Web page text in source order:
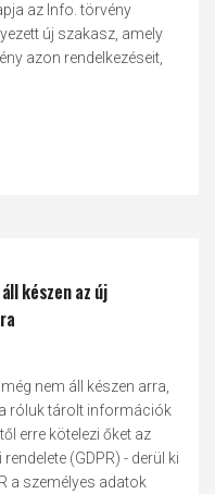
az Info. törvény
új szakasz, amely
azon rendelkezéseit,
készen az új
nem áll készen arra,
róluk tárolt információk
erre kötelezi őket az
(GDPR) - derül ki
a személyes adatok